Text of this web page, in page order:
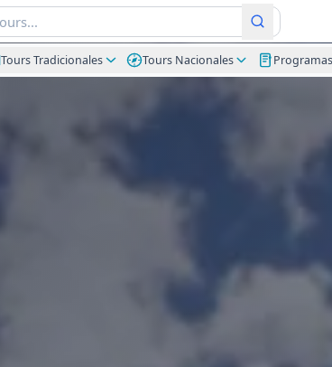
Tours Tradicionales Tours Nacionales Programas